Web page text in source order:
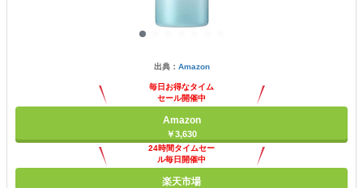
出典： Amazon
毎日お得なタイム
セール開催中
Amazon
￥3,630
24時間タイムセー
ル毎日開催中
楽天市場